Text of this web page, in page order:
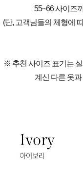
55~66 사이즈
(단, 고객님들의 체형에
※ 추천 사이즈 표기는
계신 다른 옷